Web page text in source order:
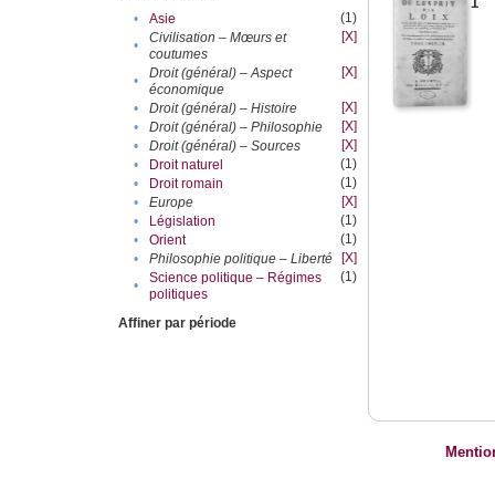
•
Asie
(1)
•
Civilisation – Mœurs et
coutumes
[X]
•
Droit (général) – Aspect
économique
[X]
• Droit (général) – Histoire
[X]
•
Droit (général) – Philosophie
[X]
•
Droit (général) – Sources
[X]
•
Droit naturel
(1)
•
Droit romain
(1)
•
Europe
[X]
•
Législation
(1)
•
Orient
(1)
•
Philosophie politique – Liberté
[X]
•
Science politique – Régimes
politiques
(1)
Affiner par période